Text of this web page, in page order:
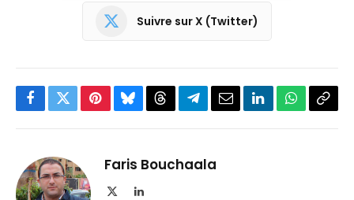
Suivre sur X (Twitter)
Facebook
TwitterPinterestBlueskyThreadsPartager
Telegram
EmailLinkedInWhatsApp
Faris Bouchaala
LinkedIn